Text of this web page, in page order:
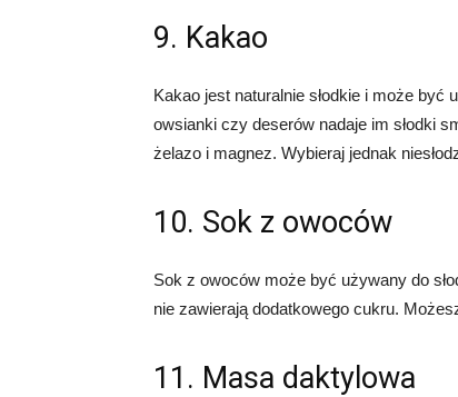
9. Kakao
Kakao jest naturalnie słodkie i może być
owsianki czy deserów nadaje im słodki
żelazo i magnez. Wybieraj jednak
10. Sok z owoców
Sok z owoców może być używany do
nie zawierają dodatkowego cukru.
11. Masa daktylowa